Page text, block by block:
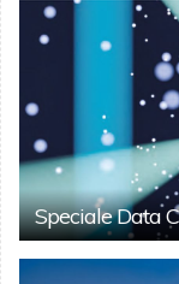
Speciale Data